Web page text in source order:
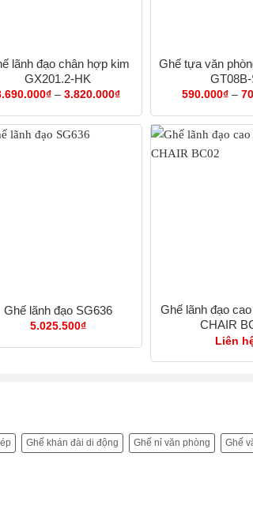
lãnh đạo chân hợp kim
GX201.2-HK
₫ – 3.820.000₫Khoảng
từ
3.690.000₫
Ghế tựa văn
590.000₫ –
Ghế lãnh đạo SG636
5.025.500₫
Ghế lãnh đạo
CHAIR
Liên
Ghế khán đài di động Ghế nỉ văn phòng Ghế